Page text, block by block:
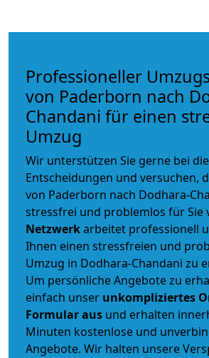
Professioneller
von Paderborn nach
Chandani für einen
Umzug
Wir unterstützen Sie gerne bei
Entscheidungen und versuchen,
von Paderborn nach Dodhara-
stressfrei und problemlos für Sie
Netzwerkarbeitet professionell
Ihnen einen stressfreien und
Umzug in Dodhara-Chandani zu
Um persönliche Angebote zu
einfach unser unkompliziertes
Formular aus und erhalten
Minuten kostenlose und
Angebote. Wir halten unsere